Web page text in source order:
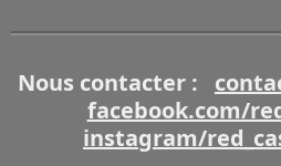
Nous contacter :
facebook.com/
instagram/